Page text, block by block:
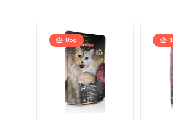
85g